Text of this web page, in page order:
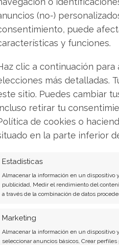
(no-)
puede
y funciones.
clic a continuación
más detalladas.
sitio. Puedes cambiar
retirar tu
de cookies o
en la parte inferior
Estadísticas
Almacenar la información en un
publicidad, Medir el rendimiento del
a través de la combinación de datos
Marketing
Almacenar la información en un dispositivo
seleccionar anuncios básicos, Crear
un impulso
de Microsoft en el
la
las principales firmas de
reafirma su
dólares por acción, lo
Los analistas de esta
la reciente
en 600 dólares,
en la nube y las
El mensaje unániple es
una crisis fundamental.
sólida para las